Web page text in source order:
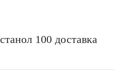
100 доставка